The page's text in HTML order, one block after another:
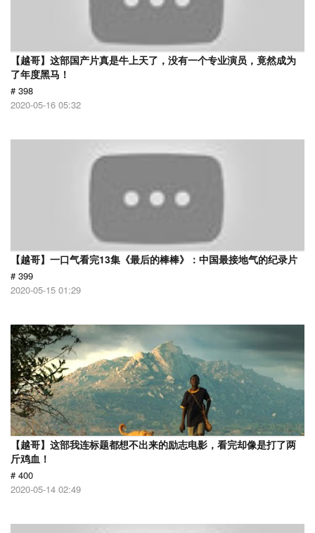
【越哥】这部国产片真是牛上天了，没有一个专业演员，竟然成为
了年度黑马！
# 398
2020-05-16 05:32
【越哥】一口气看完13集《最后的棒棒》：中国最接地气的纪录片
# 399
2020-05-15 01:29
【越哥】这部我连标题都想不出来的励志电影，看完却像是打了两
斤鸡血！
# 400
2020-05-14 02:49